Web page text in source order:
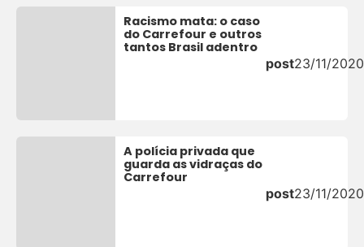
Racismo mata: o caso
do Carrefour e outros
tantos Brasil adentro
post23/11/2020
A polícia privada que
guarda as vidraças do
Carrefour
post23/11/2020